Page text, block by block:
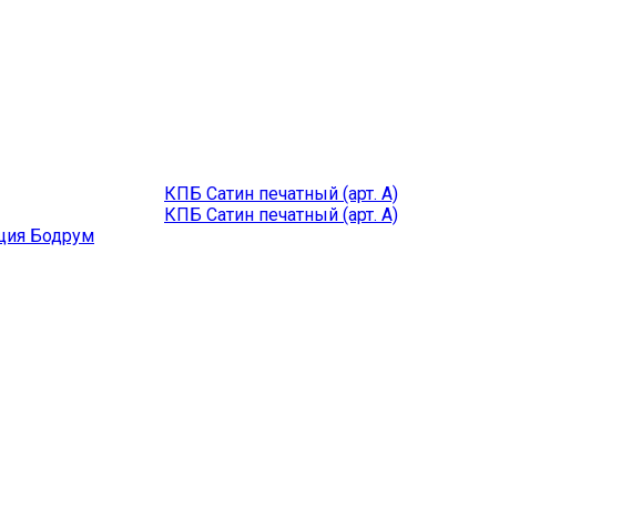
КПБ Сатин печатный (арт. A)
КПБ Сатин печатный (арт. A)